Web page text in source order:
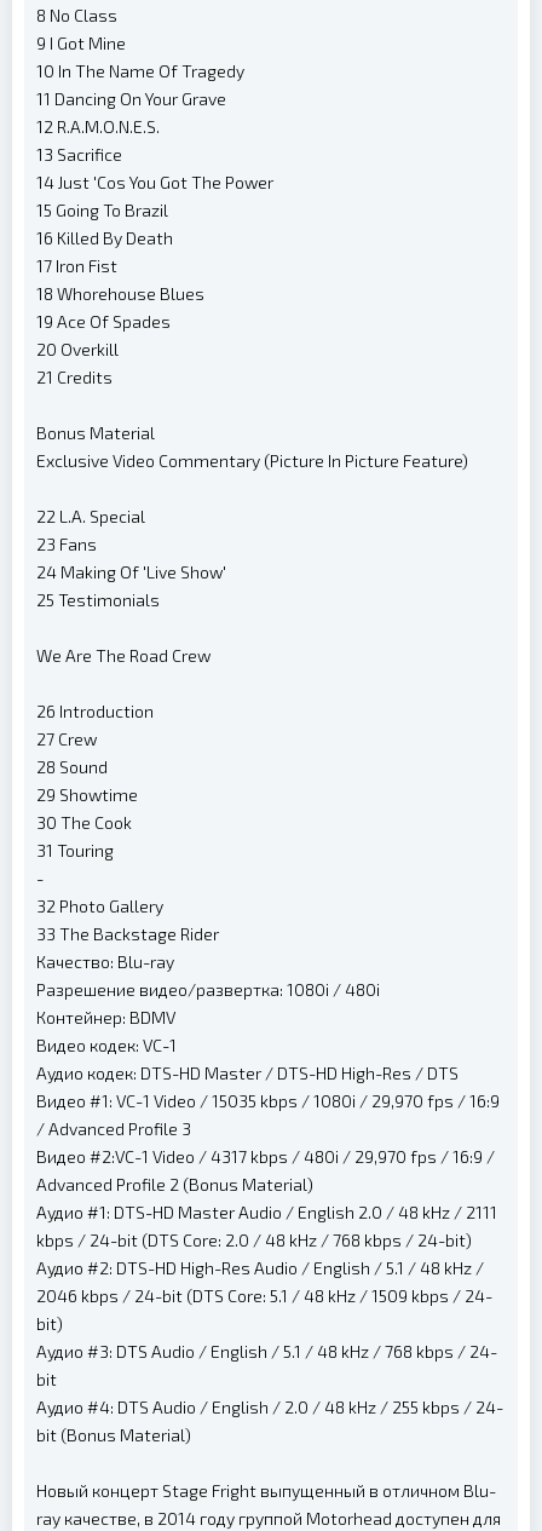
8 No Class
9 I Got Mine
10 In The Name Of Tragedy
11 Dancing On Your Grave
12 R.A.M.O.N.E.S.
13 Sacrifice
14 Just 'Cos You Got The Power
15 Going To Brazil
16 Killed By Death
17 Iron Fist
18 Whorehouse Blues
19 Ace Of Spades
20 Overkill
21 Credits
Bonus Material
Exclusive Video Commentary (Picture In Picture Feature)
22 L.A. Special
23 Fans
24 Making Of 'Live Show'
25 Testimonials
We Are The Road Crew
26 Introduction
27 Crew
28 Sound
29 Showtime
30 The Cook
31 Touring
-
32 Photo Gallery
33 The Backstage Rider
Качество: Blu-ray
Разрешение видео/развертка: 1080i / 480i
Контейнер: BDMV
Видео кодек: VC-1
Аудио кодек: DTS-HD Master / DTS-HD High-Res / DTS
Видео #1: VC-1 Video / 15035 kbps / 1080i / 29,970 fps / 16:9
/ Advanced Profile 3
Видео #2:VC-1 Video / 4317 kbps / 480i / 29,970 fps / 16:9 /
Advanced Profile 2 (Bonus Material)
Аудио #1: DTS-HD Master Audio / English 2.0 / 48 kHz / 2111
kbps / 24-bit (DTS Core: 2.0 / 48 kHz / 768 kbps / 24-bit)
Аудио #2: DTS-HD High-Res Audio / English / 5.1 / 48 kHz /
2046 kbps / 24-bit (DTS Core: 5.1 / 48 kHz / 1509 kbps / 24-
bit)
Аудио #3: DTS Audio / English / 5.1 / 48 kHz / 768 kbps / 24-
bit
Аудио #4: DTS Audio / English / 2.0 / 48 kHz / 255 kbps / 24-
bit (Bonus Material)
Новый концерт Stage Fright выпущенный в отличном Blu-
ray качестве, в 2014 году группой Motorhead доступен для